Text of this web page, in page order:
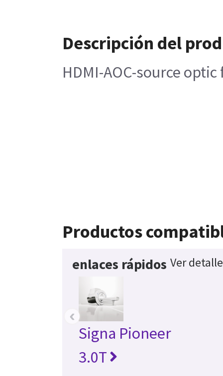
Descripción del
HDMI-AOC-source
Productos
enlaces rápidos Ver
Signa Pioneer
3.0T
‹